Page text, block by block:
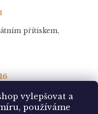
vylepšovat a
používáme
přítiskem,